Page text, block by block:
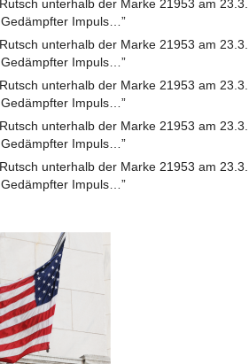
unterhalb der Marke 21953 am 23.3.
Impuls…”
unterhalb der Marke 21953 am 23.3.
Impuls…”
unterhalb der Marke 21953 am 23.3.
Impuls…”
unterhalb der Marke 21953 am 23.3.
Impuls…”
unterhalb der Marke 21953 am 23.3.
Impuls…”